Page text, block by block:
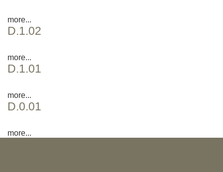
more...
D.1.02
more...
D.1.01
more...
D.0.01
more...